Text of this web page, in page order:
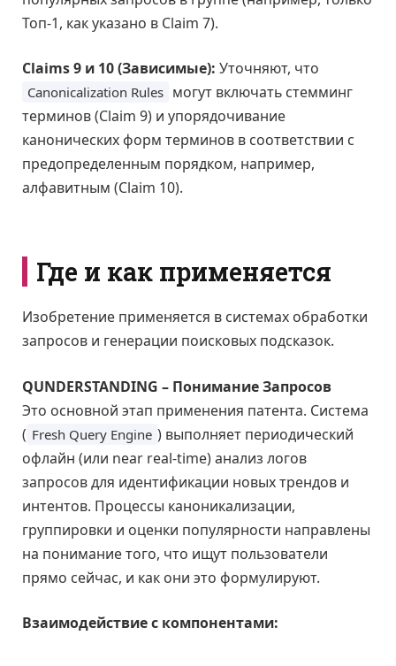
Топ-1, как указано в Claim 7).
Claims 9 и 10 (Зависимые): Уточняют, что
Canonicalization Rules могут включать стемминг
терминов (Claim 9) и упорядочивание
канонических форм терминов в соответствии с
предопределенным порядком, например,
алфавитным (Claim 10).
Где и как применяется
Изобретение применяется в системах обработки
запросов и генерации поисковых подсказок.
QUNDERSTANDING – Понимание Запросов
Это основной этап применения патента. Система
( Fresh Query Engine ) выполняет периодический
офлайн (или near real-time) анализ логов
запросов для идентификации новых трендов и
интентов. Процессы каноникализации,
группировки и оценки популярности направлены
на понимание того, что ищут пользователи
прямо сейчас, и как они это формулируют.
Взаимодействие с компонентами: